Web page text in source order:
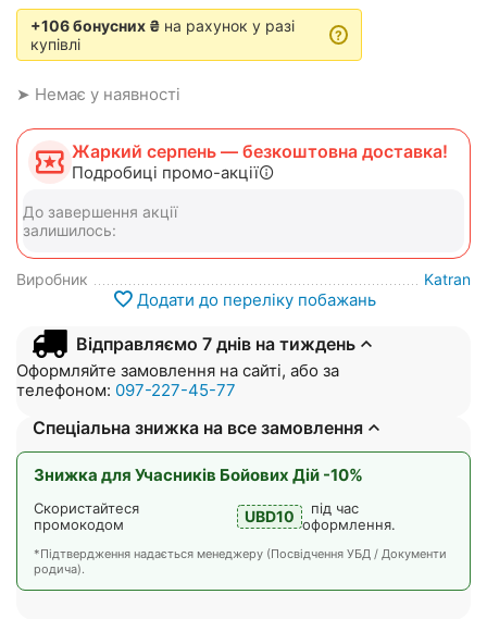
+106 бонусних ₴ на рахунок у разі
купівлі
?
➤ Немає у наявності
Жаркий серпень — безкоштовна доставка!
Подробиці промо-акції
До завершення акції
залишилось:
Виробник Katran
Додати до переліку побажань
Відправляємо 7 днів на тиждень
Оформляйте замовлення на сайті, або за
телефоном: 097-227-45-77
Спеціальна знижка на все замовлення
Знижка для Учасників Бойових Дій -10%
Скористайтеся
промокодом
UBD10
під час
оформлення.
*Підтвердження надається менеджеру (Посвідчення УБД / Документи
родича).